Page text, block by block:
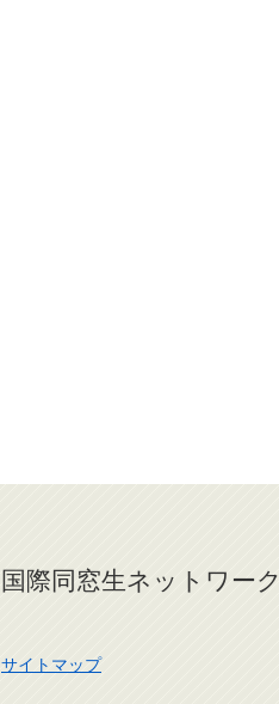
国際同窓生ネットワーク
サイトマップ